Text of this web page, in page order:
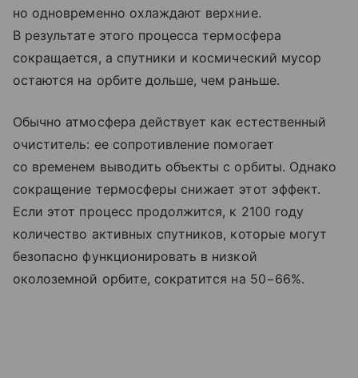
но одновременно охлаждают верхние.
В результате этого процесса термосфера
сокращается, а спутники и космический мусор
остаются на орбите дольше, чем раньше.
Обычно атмосфера действует как естественный
очиститель: ее сопротивление помогает
со временем выводить объекты с орбиты. Однако
сокращение термосферы снижает этот эффект.
Если этот процесс продолжится, к 2100 году
количество активных спутников, которые могут
безопасно функционировать в низкой
околоземной орбите, сократится на 50−66%.